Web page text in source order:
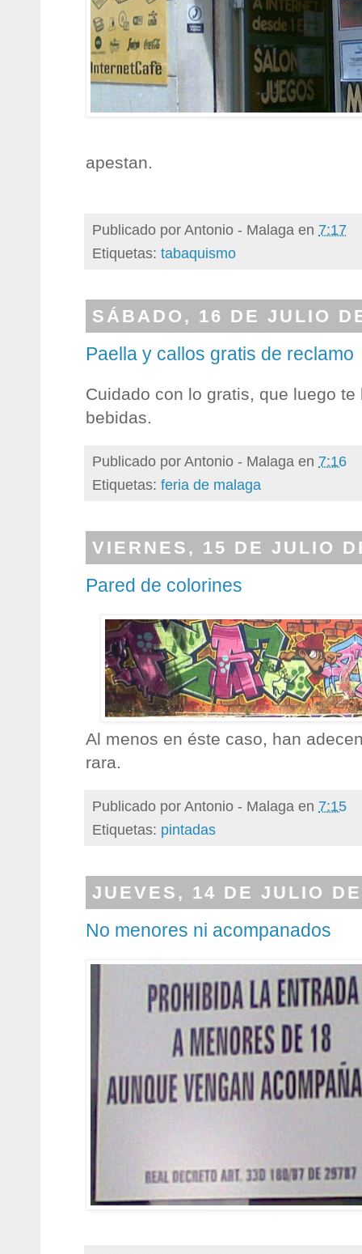
apestan.
Publicado porAntonio - Malaga en 7:17
Etiquetas: tabaquismo
SÁBADO, 16 DE JULIO
Paella y callos gratis de reclamo
Cuidado con lo gratis, que luego
bebidas.
Publicado porAntonio - Malaga en 7:16
Etiquetas: feria de malaga
VIERNES, 15 DE JULIO
Pared de colorines
Al menos en éste caso, han
rara.
Publicado porAntonio - Malaga en 7:15
Etiquetas: pintadas
JUEVES, 14 DE JULIO
No menores ni acompanados